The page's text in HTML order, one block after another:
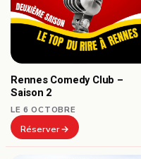
Rennes Comedy Club –
Saison 2
LE 6 OCTOBRE
Réserver